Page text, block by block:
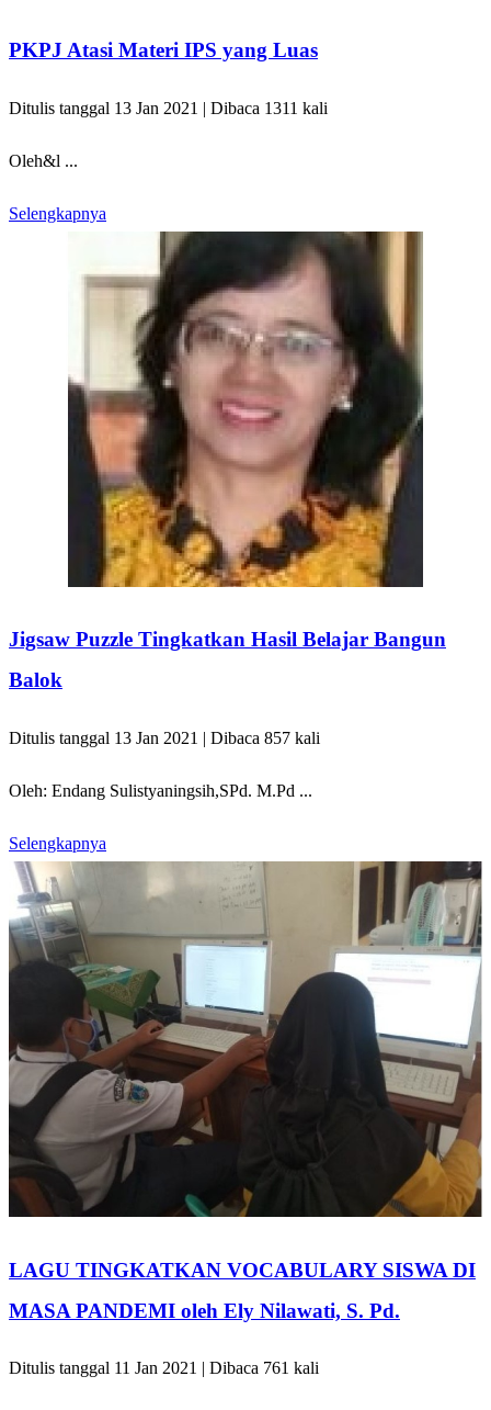
PKPJ Atasi Materi IPS yang Luas
Ditulis tanggal 13 Jan 2021 | Dibaca 1311 kali
Oleh&l ...
Selengkapnya
Jigsaw Puzzle Tingkatkan Hasil Belajar Bangun
Balok
Ditulis tanggal 13 Jan 2021 | Dibaca 857 kali
Oleh: Endang Sulistyaningsih,SPd. M.Pd ...
Selengkapnya
LAGU TINGKATKAN VOCABULARY SISWA DI
MASA PANDEMI oleh Ely Nilawati, S. Pd.
Ditulis tanggal 11 Jan 2021 | Dibaca 761 kali